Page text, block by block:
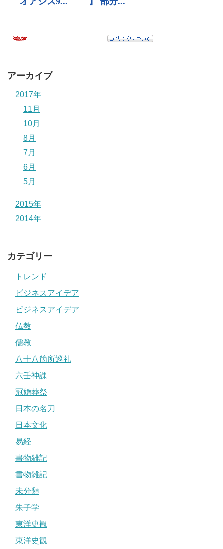
アーカイブ
2017年
11月
10月
8月
7月
6月
5月
2015年
2014年
カテゴリー
トレンド
ビジネスアイデア
ビジネスアイデア
仏教
儒教
八十八箇所巡礼
六壬神課
冠婚葬祭
日本の名刀
日本文化
易経
書物雑記
書物雑記
未分類
朱子学
東洋史観
東洋史観